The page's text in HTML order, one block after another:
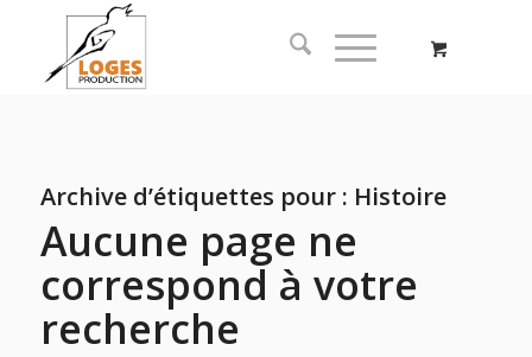
Archive d’étiquettes pour : Histoire
Aucune page ne
correspond à votre
recherche